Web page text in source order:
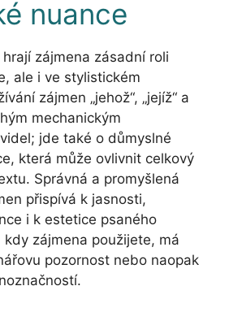
nuance
zájmena zásadní roli
ale i ve stylistickém
zájmen „jehož“, „jejíž“ a
mechanickým
jde také o důmyslné
která může ovlivnit celkový
Správná a promyšlená
přispívá k jasnosti,
i k estetice psaného
kdy zájmena použijete, má
pozornost nebo naopak